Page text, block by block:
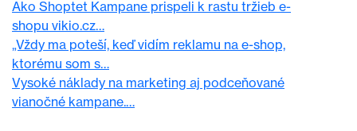
Ako Shoptet Kampane prispeli k rastu tržieb e-
shopu vikio.cz…
„Vždy ma poteší, keď vidím reklamu na e-shop,
ktorému som s…
Vysoké náklady na marketing aj podceňované
vianočné kampane.…